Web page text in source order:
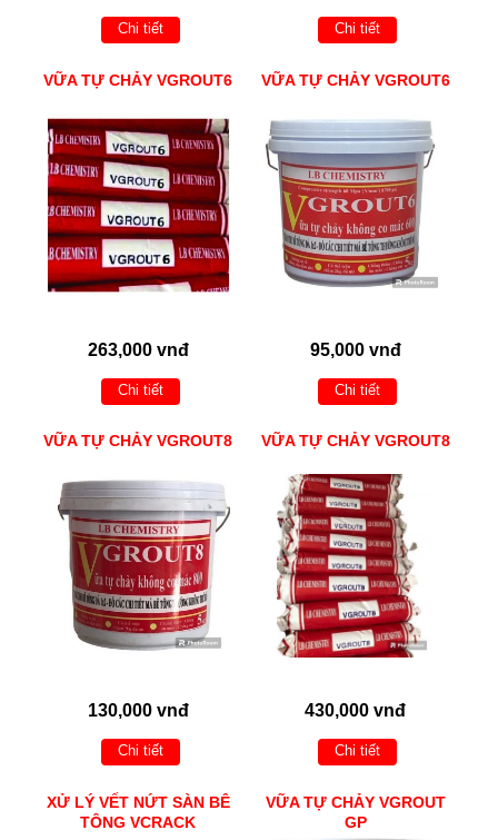
Chi tiết Chi tiết
VỮA TỰ CHẢY VGROUT6
263,000 vnđ
Chi tiết
VỮA TỰ CHẢY VGROUT6
95,000 vnđ
Chi tiết
VỮA TỰ CHẢY VGROUT8
130,000 vnđ
Chi tiết
VỮA TỰ CHẢY VGROUT8
430,000 vnđ
Chi tiết
XỬ LÝ VẾT NỨT SÀN BÊ
TÔNG VCRACK
VỮA TỰ CHẢY VGROUT
GP